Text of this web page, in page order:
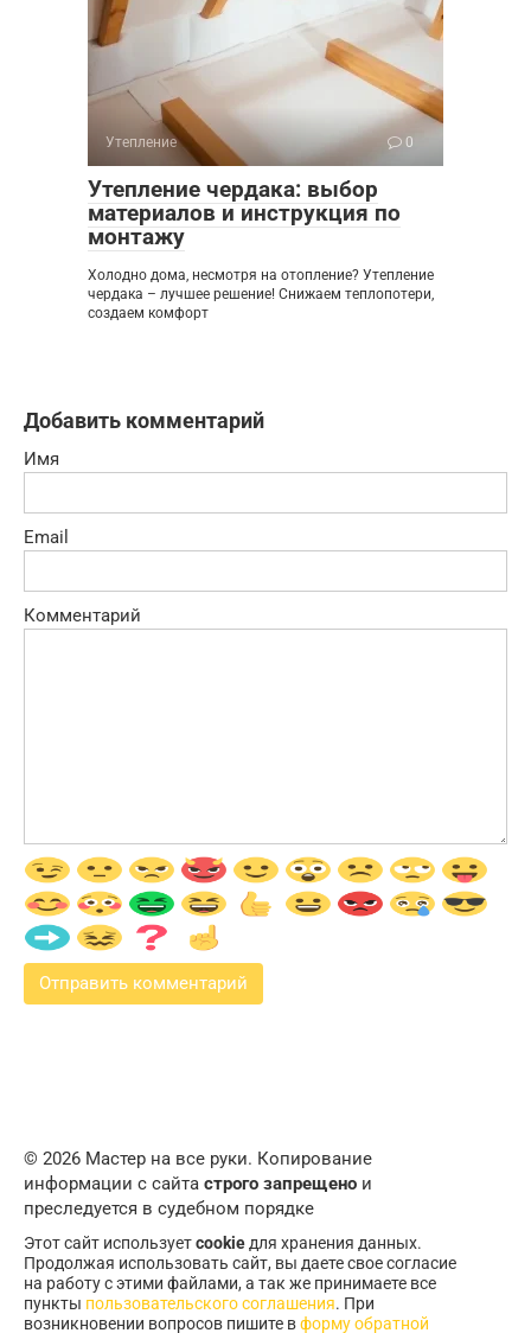
Утепление 0
Утепление чердака: выбор
материалов и инструкция по
монтажу
Холодно дома, несмотря на отопление? Утепление
чердака – лучшее решение! Снижаем теплопотери,
создаем комфорт
Добавить комментарий
Имя
Email
Комментарий
© 2026 Мастер на все руки. Копирование
информации с сайта строго запрещено и
преследуется в судебном порядке
Этот сайт используетcookie для хранения данных.
Продолжая использовать сайт, вы даете свое согласие
на работу с этими файлами, а так же принимаете все
пункты пользовательского соглашения. При
возникновении вопросов пишите вформу обратной